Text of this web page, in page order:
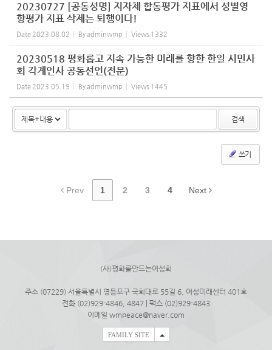
20230727 [공동성명] 지자체 합동평가 지표에서 성별영
향평가 지표 삭제는 퇴행이다!
Date 2023.08.02 Byadminwmp Views 1332
20230518 평화롭고 지속 가능한 미래를 향한 한일 시민사
회 각계인사 공동선언(전문)
Date 2023.05.19 Byadminwmp Views 1445
검색
쓰기
Prev 1 2 3 4 Next
(사)평화를만드는여성회
주소 (07229) 서울특별시 영등포구 국회대로 55길 6, 여성미래센터 401호
전화 (02)929-4846, 4847 | 팩스 (02)929-4843
이메일 wmpeace@naver.com
FAMILY SITE